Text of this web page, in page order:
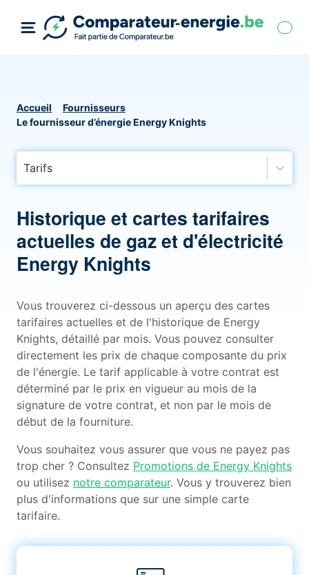
Accueil
Fournisseurs
Le fournisseur d’énergie Energy Knights
Tarifs
Historique et cartes tarifaires
actuelles de gaz et d'électricité
Energy Knights
Vous trouverez ci-dessous un aperçu des cartes
tarifaires actuelles et de l'historique de Energy
Knights, détaillé par mois. Vous pouvez consulter
directement les prix de chaque composante du prix
de l'énergie. Le tarif applicable à votre contrat est
déterminé par le prix en vigueur au mois de la
signature de votre contrat, et non par le mois de
début de la fourniture.
Vous souhaitez vous assurer que vous ne payez pas
trop cher ? Consultez Promotions de Energy Knights
ou utilisez notre comparateur. Vous y trouverez bien
plus d'informations que sur une simple carte
tarifaire.